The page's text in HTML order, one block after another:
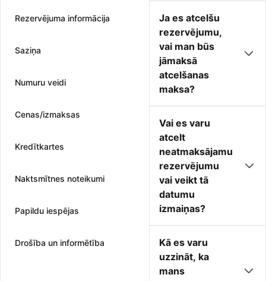
Rezervējuma informācija
Saziņa
Numuru veidi
Cenas/izmaksas
Kredītkartes
Naktsmītnes noteikumi
Papildu iespējas
Drošība un informētība
Ja es atcelšu
rezervējumu,
vai man būs
jāmaksā
atcelšanas
maksa?
Vai es varu
atcelt
neatmaksājamu
rezervējumu
vai veikt tā
datumu
izmaiņas?
Kā es varu
uzzināt, ka
mans